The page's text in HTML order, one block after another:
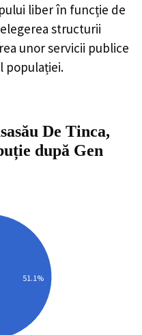
liber în funcție de
structurii
unor servicii publice
populației.
De Tinca,
după Gen
51.1%